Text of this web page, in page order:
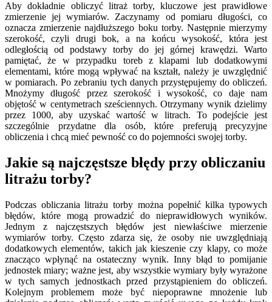
Aby dokładnie obliczyć litraż torby, kluczowe jest prawidłowe
zmierzenie jej wymiarów. Zaczynamy od pomiaru długości, co
oznacza zmierzenie najdłuższego boku torby. Następnie mierzymy
szerokość, czyli drugi bok, a na końcu wysokość, która jest
odległością od podstawy torby do jej górnej krawędzi. Warto
pamiętać, że w przypadku toreb z klapami lub dodatkowymi
elementami, które mogą wpływać na kształt, należy je uwzględnić
w pomiarach. Po zebraniu tych danych przystępujemy do obliczeń.
Mnożymy długość przez szerokość i wysokość, co daje nam
objętość w centymetrach sześciennych. Otrzymany wynik dzielimy
przez 1000, aby uzyskać wartość w litrach. To podejście jest
szczególnie przydatne dla osób, które preferują precyzyjne
obliczenia i chcą mieć pewność co do pojemności swojej torby.
Jakie są najczęstsze błędy przy obliczaniu
litrażu torby?
Podczas obliczania litrażu torby można popełnić kilka typowych
błędów, które mogą prowadzić do nieprawidłowych wyników.
Jednym z najczęstszych błędów jest niewłaściwe mierzenie
wymiarów torby. Często zdarza się, że osoby nie uwzględniają
dodatkowych elementów, takich jak kieszenie czy klapy, co może
znacząco wpłynąć na ostateczny wynik. Inny błąd to pomijanie
jednostek miary; ważne jest, aby wszystkie wymiary były wyrażone
w tych samych jednostkach przed przystąpieniem do obliczeń.
Kolejnym problemem może być niepoprawne mnożenie lub